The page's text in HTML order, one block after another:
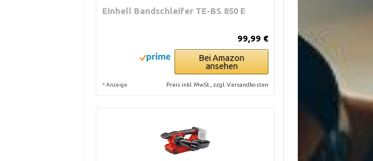
Einhell Bandschleifer TE-BS 850 E
99,99 €
Bei Amazon
ansehen
* Anzeige Preis inkl. MwSt., zzgl. Versandkosten